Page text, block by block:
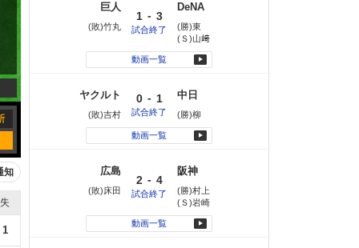
知
失
1
巨人
(敗)竹丸
1 - 3
試合終了
DeNA
(勝)東
(Ｓ)山﨑
動画一覧
ヤクルト
(敗)吉村
0 - 1
試合終了
中日
(勝)柳
動画一覧
広島
(敗)床田
2 - 4
試合終了
阪神
(勝)村上
(Ｓ)岩崎
動画一覧